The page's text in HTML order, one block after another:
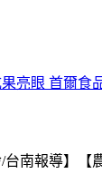
亮眼 首爾食
/台南報導】【